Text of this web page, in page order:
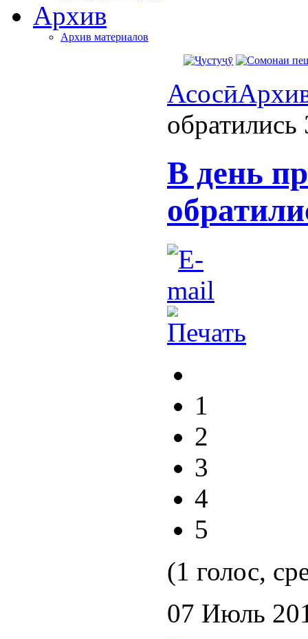
Архив
Архив материалов
Асосӣ
обратились
В день
1
2
3
4
5
(1 голос,
07 Июль